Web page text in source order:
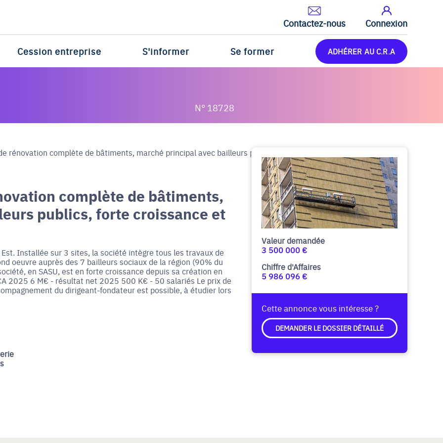
Contactez-nous Connexion
Cession entreprise S'informer Se former ADHÉRER AU C.R.A
N° 18728
rénovation complète de bâtiments, marché principal avec bailleurs publics, forte croissance et rentabilité
complète de bâtiments,
publics, forte croissance et
Installée sur 3 sites, la société intègre tous les travaux de
oeuvre auprès des 7 bailleurs sociaux de la région (90% du
en SASU, est en forte croissance depuis sa création en
2025 6 M€ - résultat net 2025 500 K€ - 50 salariés Le prix de
du dirigeant-fondateur est possible, à étudier lors
Valeur demandée
3 500 000 €
Chiffre d'Affaires
5 986 096 €
Cette annonce vous intéresse ?
DEMANDER LE DOSSIER DÉTAILLÉ